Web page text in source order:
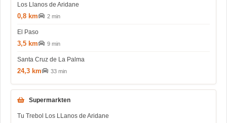
Los Llanos de Aridane
0,8 km 2 min
El Paso
3,5 km 9 min
Santa Cruz de La Palma
24,3 km 33 min
Supermarkten
Tu Trebol Los LLanos de Aridane